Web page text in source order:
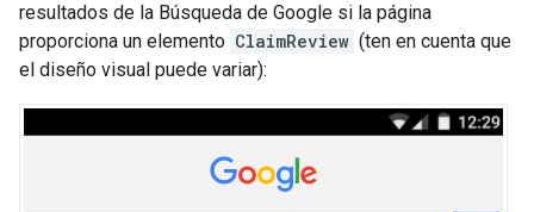
resultados de la Búsqueda de Google si la página
proporciona un elemento ClaimReview (ten en cuenta que
el diseño visual puede variar):